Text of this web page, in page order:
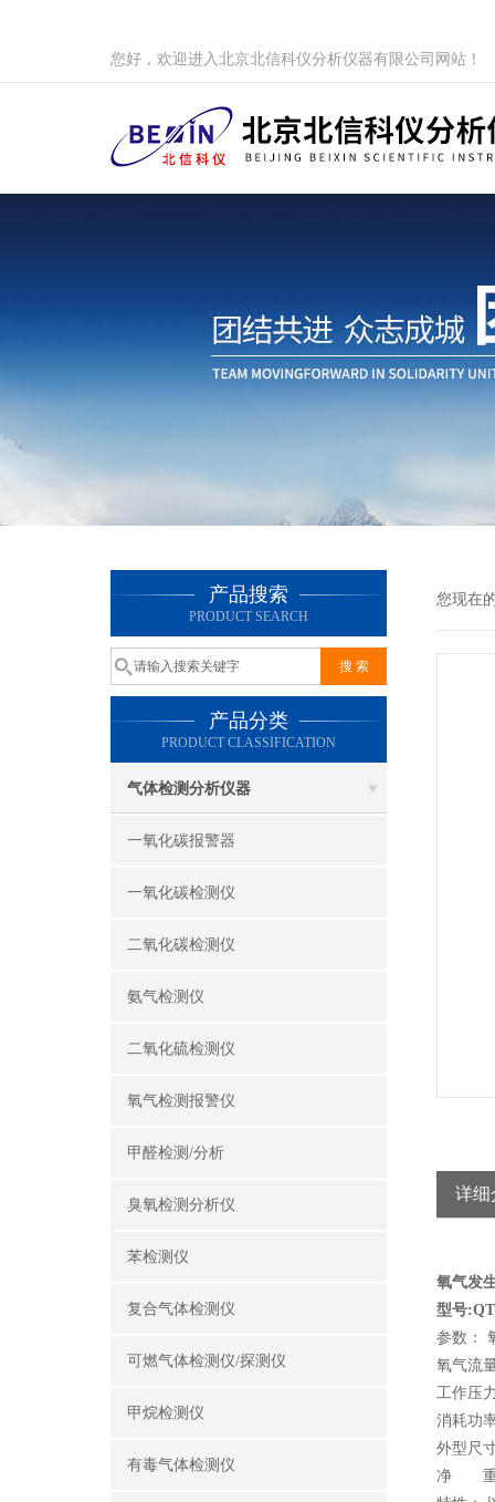
您好，欢迎进入北京北信科仪分析仪器有限公司网站！
产品搜索
PRODUCT SEARCH
产品分类
PRODUCT CLASSIFICATION
气体检测分析仪器
一氧化碳报警器
一氧化碳检测仪
二氧化碳检测仪
氨气检测仪
二氧化硫检测仪
氧气检测报警仪
甲醛检测/分析
臭氧检测分析仪
苯检测仪
复合气体检测仪
可燃气体检测仪/探测仪
甲烷检测仪
有毒气体检测仪
您现在
详细
氧气发
型号
参数：
氧气流
工作压
消耗功
外型尺
净 重